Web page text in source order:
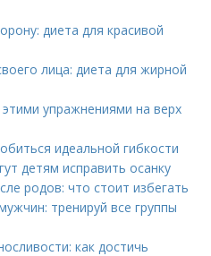
диета для красивой
лица: диета для жирной
упражнениями на верх
идеальной гибкости
детям исправить осанку
родов: что стоит избегать
тренируй все группы
как достичь